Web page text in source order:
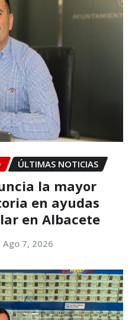
ÚLTIMAS NOTICIAS
la mayor
en ayudas
en Albacete
Ago 7, 2026